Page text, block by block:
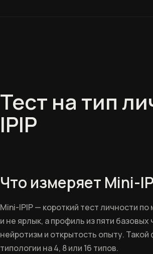
Тест на тип
IPIP
Что измеряет Mini-
Mini-IPIP — короткий тест личности
и не ярлык, а профиль из пяти
нейротизм и открытость опыту.
типологии на 4, 8 или 16 типов.